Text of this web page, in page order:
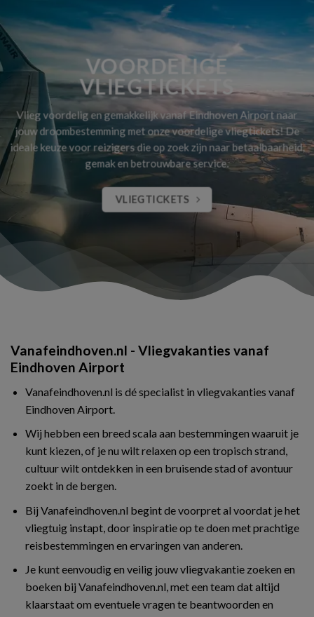
VOORDELIGE
VLIEGTICKETS
Vlieg voordelig en gemakkelijk vanaf Eindhoven Airport naar
jouw droombestemming met onze voordelige vliegtickets! De
ideale keuze voor reizigers die op zoek zijn naar betaalbaarheid,
gemak en betrouwbare service.
VLIEGTICKETS
Vanafeindhoven.nl - Vliegvakanties vanaf
Eindhoven Airport
Vanafeindhoven.nl is dé specialist in vliegvakanties vanaf
Eindhoven Airport.
Wij hebben een breed scala aan bestemmingen waaruit je
kunt kiezen, of je nu wilt relaxen op een tropisch strand,
cultuur wilt ontdekken in een bruisende stad of avontuur
zoekt in de bergen.
Bij Vanafeindhoven.nl begint de voorpret al voordat je het
vliegtuig instapt, door inspiratie op te doen met prachtige
reisbestemmingen en ervaringen van anderen.
Je kunt eenvoudig en veilig jouw vliegvakantie zoeken en
boeken bij Vanafeindhoven.nl, met een team dat altijd
klaarstaat om eventuele vragen te beantwoorden en